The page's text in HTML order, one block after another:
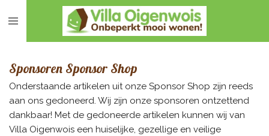
direct
hoofdinhoud
Sponsoren Sponsor Shop
Onderstaande artikelen uit onze Sponsor Shop zijn reeds
aan ons gedoneerd. Wij zijn onze sponsoren ontzettend
dankbaar! Met de gedoneerde artikelen kunnen wij van
Villa Oigenwois een huiselijke, gezellige en veilige